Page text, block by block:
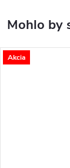
Akcia